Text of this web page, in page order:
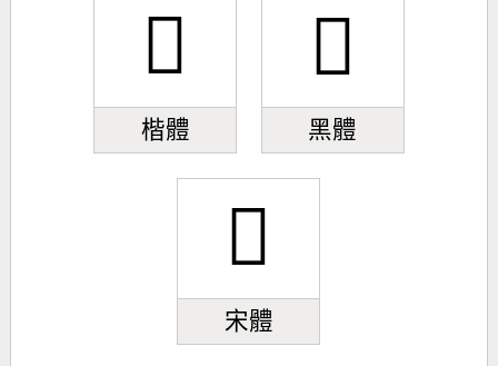
󽆔
楷體
󽆔
黑體
󽆔
宋體